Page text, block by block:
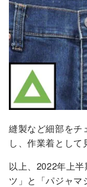
縫製など細部をチ
し、作業着として
以上、2022年上
ツ」と「パジャマ